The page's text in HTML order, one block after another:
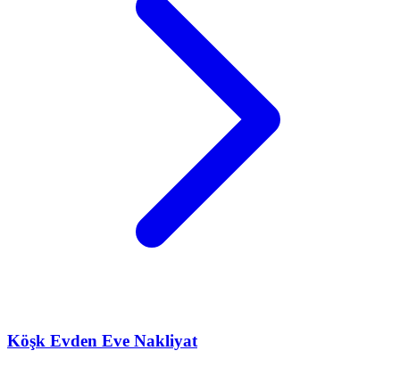
Köşk Evden Eve Nakliyat